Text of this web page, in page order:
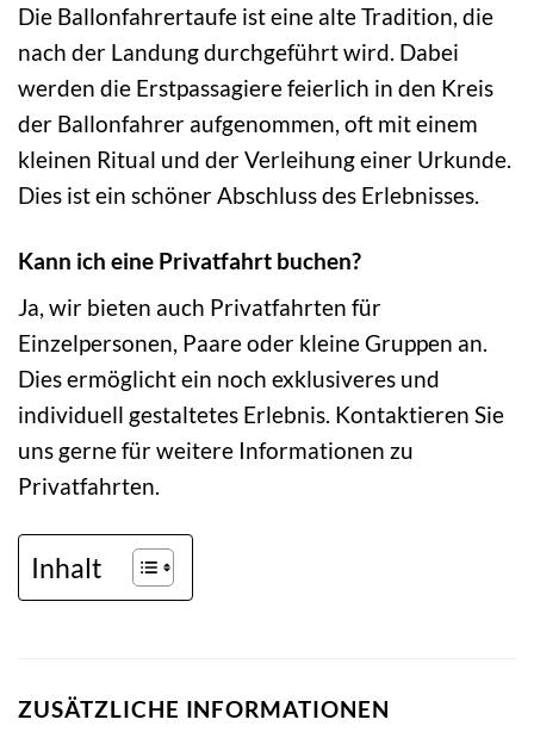
Die Ballonfahrertaufe ist eine alte Tradition, die
nach der Landung durchgeführt wird. Dabei
werden die Erstpassagiere feierlich in den Kreis
der Ballonfahrer aufgenommen, oft mit einem
kleinen Ritual und der Verleihung einer Urkunde.
Dies ist ein schöner Abschluss des Erlebnisses.
Kann ich eine Privatfahrt buchen?
Ja, wir bieten auch Privatfahrten für
Einzelpersonen, Paare oder kleine Gruppen an.
Dies ermöglicht ein noch exklusiveres und
individuell gestaltetes Erlebnis. Kontaktieren Sie
uns gerne für weitere Informationen zu
Privatfahrten.
Inhalt
ZUSÄTZLICHE INFORMATIONEN